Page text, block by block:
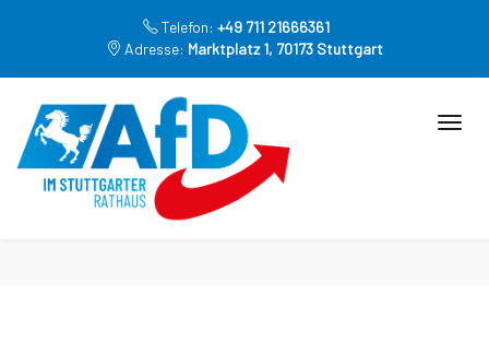
Telefon: +49 711 21666361
Adresse: Marktplatz 1, 70173 Stuttgart